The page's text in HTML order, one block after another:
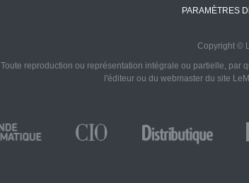
PARAMÈTRES
Copyright ©
Toute reproduction ou représentation intégrale ou partielle, par
l'éditeur ou du webmaster du site